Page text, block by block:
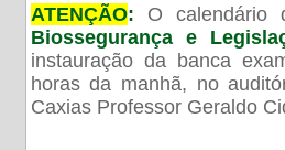
ATENÇÃO:O calendário
Biossegurança e
instauração da banca
horas da manhã, no